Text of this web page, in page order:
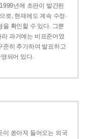
년에 초판이 발간된
로, 현재에도 계속 수정·
을 확인할 수 있다. 그뿐
과거에는 비표준어였
준히 추가하여 발표하고
되어 있다.
이 쏟아져 들어오는 외국